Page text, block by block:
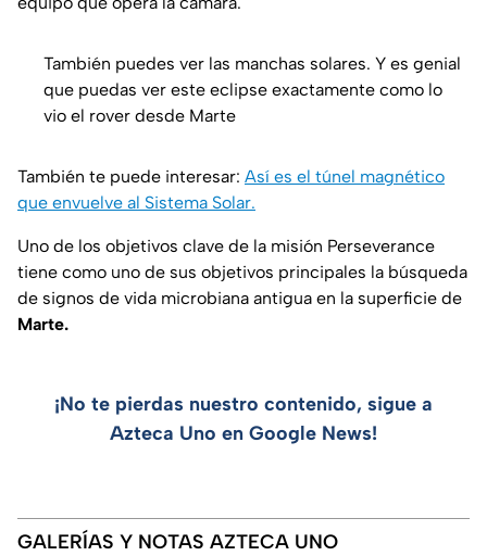
También puedes ver las manchas solares. Y es genial
que puedas ver este eclipse exactamente como lo
vio el rover desde Marte
También te puede interesar: Así es el túnel magnético
que envuelve al Sistema Solar.
Uno de los objetivos clave de la misión Perseverance
tiene como uno de sus objetivos principales la búsqueda
de signos de vida microbiana antigua en la superficie de
Marte.
¡No te pierdas nuestro contenido, sigue a
Azteca Uno en Google News!
GALERÍAS Y NOTAS AZTECA UNO